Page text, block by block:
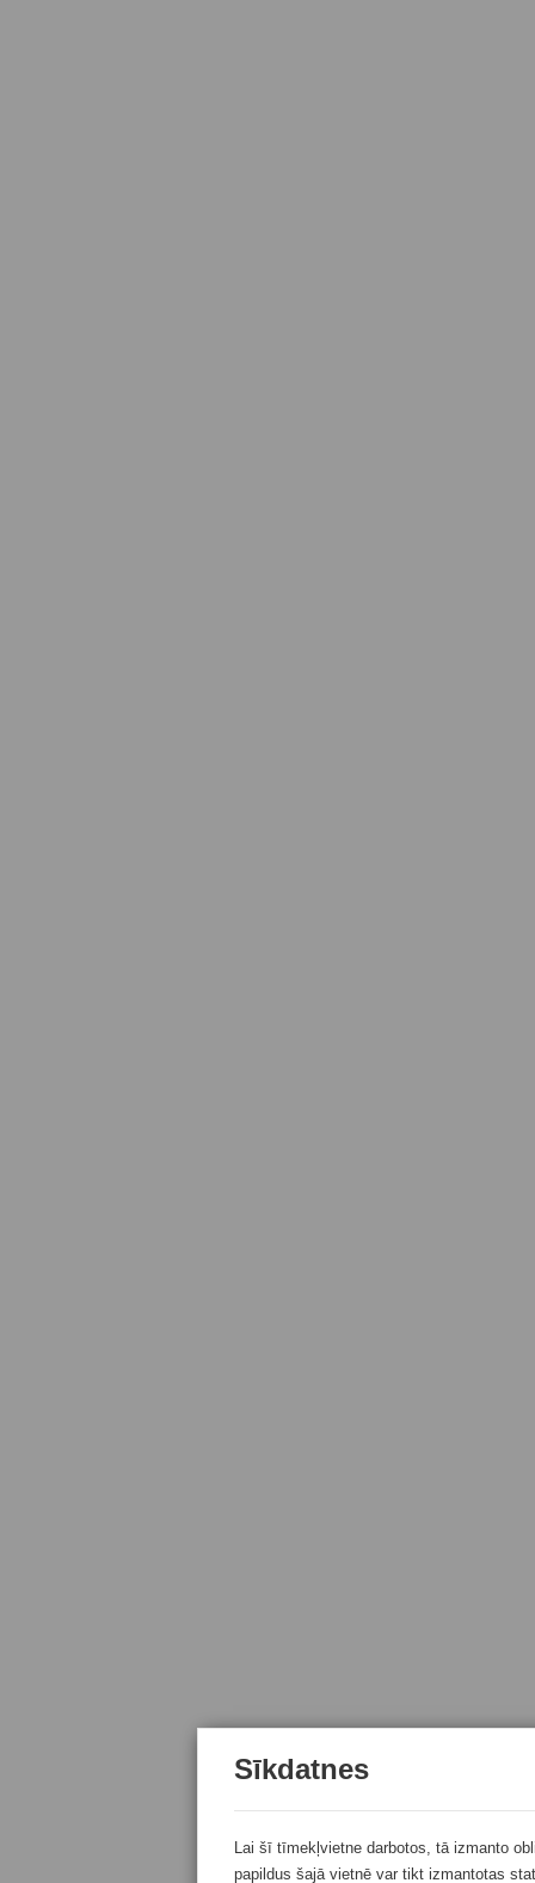
Sīkdatnes
Lai šī tīmekļvietne darbotos, tā izmanto
papildus šajā vietnē var tikt izmantotas